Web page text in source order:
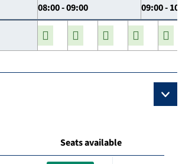
08:00 - 09:00 09:00 -
Seats available